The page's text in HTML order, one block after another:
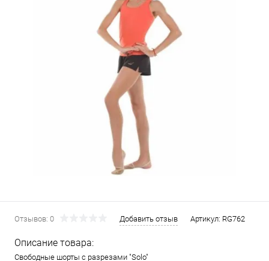
Отзывов: 0 Добавить отзыв Артикул: RG762
Описание товара:
Свободные шорты с разрезами "Solo"